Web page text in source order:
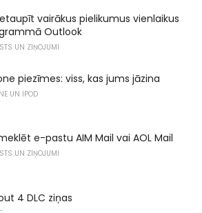
vairākus pielikumus vienlaikus
Outlook
UN ZIŅOJUMI
piezīmes: viss, kas jums jāzina
UN IPOD
e-pastu AIM Mail vai AOL Mail
UN ZIŅOJUMI
4 DLC ziņas